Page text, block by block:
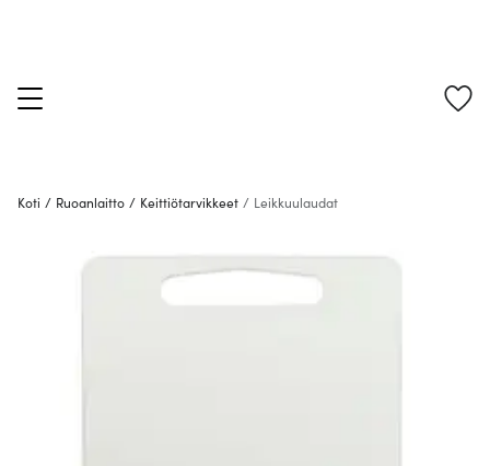
Koti / Ruoanlaitto / Keittiötarvikkeet / Leikkuulaudat